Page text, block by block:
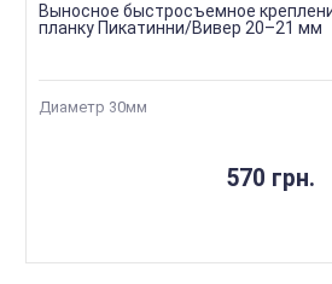
Выносное быстросъемное
планку Пикатинни/Вивер 20–21 мм
Диаметр 30мм
570 грн.